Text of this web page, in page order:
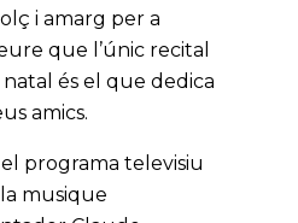
i amarg per a
que l’únic recital
és el que dedica
amics.
el programa televisiu
musique